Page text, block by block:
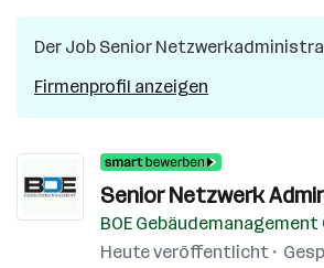
Der Job Senior
Firmenprofil anzeigen
Senior Netzwerk
BOE
Heute veröffentlicht